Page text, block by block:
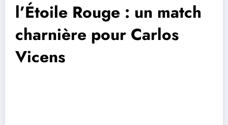
l’Étoile Rouge : un match
charnière pour Carlos
Vicens